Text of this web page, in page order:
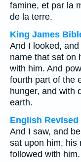
famine, et par la
de la terre.
King James
And I looked,
name that sat on
with him. And
fourth part of the
hunger, and with
earth.
English Revised
And I saw, and
sat upon him, his
followed with